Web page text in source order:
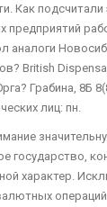
Как
предприятий
аналоги
British
Грабина, 8Б
лиц: пн.
государство,
характер.